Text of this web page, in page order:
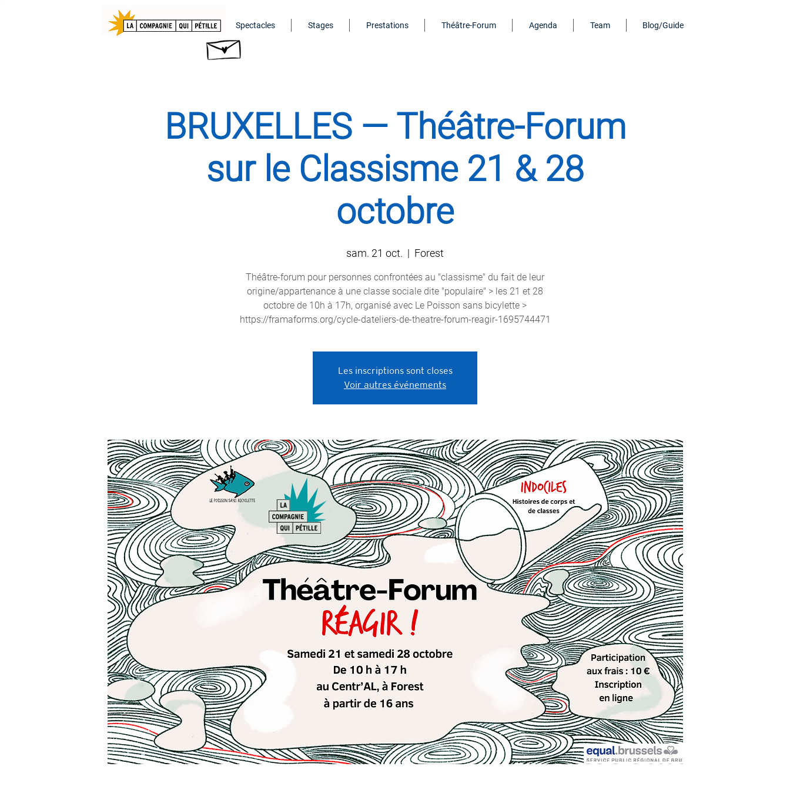
Spectacles Stages Prestations Théâtre-Forum Agenda Team Blog/Guide
BRUXELLES — Théâtre-Forum
sur le Classisme 21 & 28
octobre
sam. 21 oct.
  |
Forest
Théâtre-forum pour personnes confrontées au "classisme" du fait de leur
origine/appartenance à une classe sociale dite "populaire" > les 21 et 28
octobre de 10h à 17h, organisé avec Le Poisson sans bicylette >
https://framaforms.org/cycle-dateliers-de-theatre-forum-reagir-1695744471
Les inscriptions sont closes
Voir autres événements